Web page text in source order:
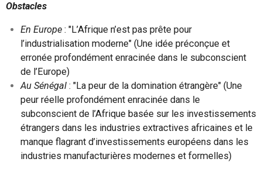
Obstacles
En Europe: "L’Afrique n’est pas prête pour
l’industrialisation moderne" (Une idée préconçue et
erronée profondément enracinée dans le subconscient
de l’Europe)
Au Sénégal: "La peur de la domination étrangère" (Une
peur réelle profondément enracinée dans le
subconscient de l’Afrique basée sur les investissements
étrangers dans les industries extractives africaines et le
manque flagrant d’investissements européens dans les
industries manufacturières modernes et formelles)